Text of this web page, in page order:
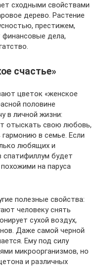
сходными свойствами
дерево. Растение
престижем,
дела,
счастье»
цветок «женское
половине
в личной жизни:
отыскать свою любовь,
в семье. Если
любящих и
спатифиллум будет
на паруса
полезные свойства:
человеку снять
сухой воздух,
Даже самой черной
Ему под силу
микроорганизмов, но
и различных